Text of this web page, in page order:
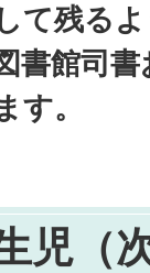
て残る
書館司
す。
児（